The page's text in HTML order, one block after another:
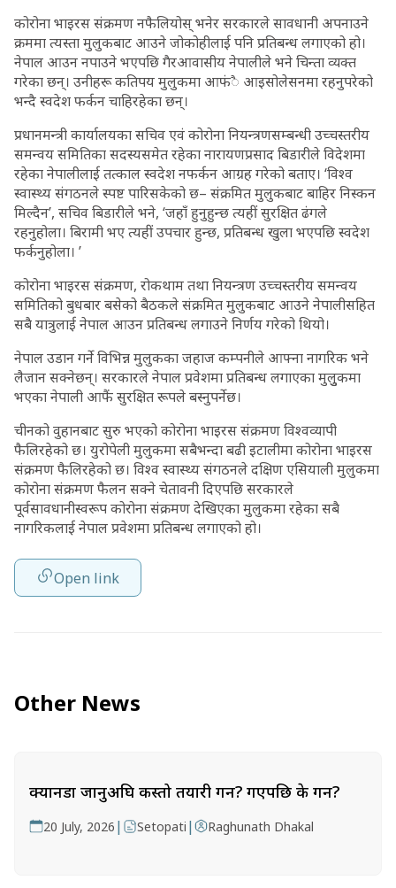
कोरोना भाइरस संक्रमण नफैलियोस् भनेर सरकारले सावधानी अपनाउने
क्रममा त्यस्ता मुलुकबाट आउने जोकोहीलाई पनि प्रतिबन्ध लगाएको हो।
नेपाल आउन नपाउने भएपछि गैरआवासीय नेपालीले भने चिन्ता व्यक्त
गरेका छन्। उनीहरू कतिपय मुलुकमा आफंै आइसोलेसनमा रहनुपरेको
भन्दै स्वदेश फर्कन चाहिरहेका छन्।
प्रधानमन्त्री कार्यालयका सचिव एवं कोरोना नियन्त्रणसम्बन्धी उच्चस्तरीय
समन्वय समितिका सदस्यसमेत रहेका नारायणप्रसाद बिडारीले विदेशमा
रहेका नेपालीलाई तत्काल स्वदेश नफर्कन आग्रह गरेको बताए। ‘विश्व
स्वास्थ्य संगठनले स्पष्ट पारिसकेको छ– संक्रमित मुलुकबाट बाहिर निस्कन
मिल्दैन’, सचिव बिडारीले भने, ‘जहाँ हुनुहुन्छ त्यहीं सुरक्षित ढंगले
रहनुहोला। बिरामी भए त्यहीं उपचार हुन्छ, प्रतिबन्ध खुला भएपछि स्वदेश
फर्कनुहोला। ’
कोरोना भाइरस संक्रमण, रोकथाम तथा नियन्त्रण उच्चस्तरीय समन्वय
समितिको बुधबार बसेको बैठकले संक्रमित मुलुकबाट आउने नेपालीसहित
सबै यात्रुलाई नेपाल आउन प्रतिबन्ध लगाउने निर्णय गरेको थियो।
नेपाल उडान गर्ने विभिन्न मुलुकका जहाज कम्पनीले आफ्ना नागरिक भने
लैजान सक्नेछन्। सरकारले नेपाल प्रवेशमा प्रतिबन्ध लगाएका मुलुुकमा
भएका नेपाली आफैं सुरक्षित रूपले बस्नुपर्नेछ।
चीनको वुहानबाट सुरु भएको कोरोना भाइरस संक्रमण विश्वव्यापी
फैलिरहेको छ। युरोपेली मुलुकमा सबैभन्दा बढी इटालीमा कोरोना भाइरस
संक्रमण फैलिरहेको छ। विश्व स्वास्थ्य संगठनले दक्षिण एसियाली मुलुकमा
कोरोना संक्रमण फैलन सक्ने चेतावनी दिएपछि सरकारले
पूर्वसावधानीस्वरूप कोरोना संक्रमण देखिएका मुलुकमा रहेका सबै
नागरिकलाई नेपाल प्रवेशमा प्रतिबन्ध लगाएको हो।
Open link
Other News
क्यानडा जानुअघि कस्तो तयारी गर्ने? गएपछि के गर्ने?
20 July, 2026 | Setopati | Raghunath Dhakal